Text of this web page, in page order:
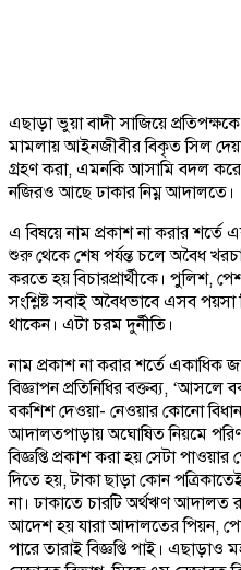
এছাড়া ভুয়া বাদী সাজিয়ে
মামলায় আইনজীবীর বিকৃত সিল
গ্রহণ করা, এমনকি আসামি বদল
নজিরও আছে ঢাকার নিম্ন আদালতে।
এ বিষয়ে নাম প্রকাশ না করার
শুরু থেকে শেষ পর্যন্ত চলে অবৈধ
করতে হয় বিচারপ্রার্থীকে। পুলিশ,
সংশ্লিষ্ট সবাই অবৈধভাবে এসব পয়সা
থাকেন। এটা চরম দুর্নীতি।
নাম প্রকাশ না করার শর্তে একাধিক
বিজ্ঞাপন প্রতিনিধির বক্তব্য, ‘আসলে
বকশিশ দেওয়া- নেওয়ার কোনো
আদালতপাড়ায় অঘোষিত নিয়মে
বিজ্ঞপ্তি প্রকাশ করা হয় সেটা পাওয়ার
দিতে হয়, টাকা ছাড়া কোন
না। ঢাকাতে চারটি অর্থঋণ আদালত
আদেশ হয় যারা আদালতের পিয়ন,
পারে তারাই বিজ্ঞপ্তি পাই।